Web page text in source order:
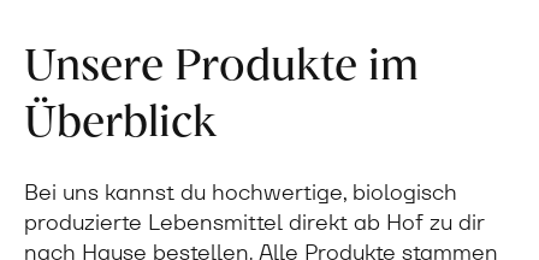
Unsere Produkte im
Überblick
Bei uns kannst du hochwertige, biologisch
produzierte Lebensmittel direkt ab Hof zu dir
nach Hause bestellen. Alle Produkte stammen